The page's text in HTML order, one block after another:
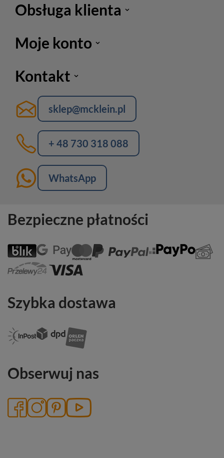
Obsługa klienta
Moje konto
Kontakt
sklep@mcklein.pl
+ 48 730 318 088
WhatsApp
Bezpieczne płatności
Szybka dostawa
Obserwuj nas